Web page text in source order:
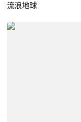
流浪地球